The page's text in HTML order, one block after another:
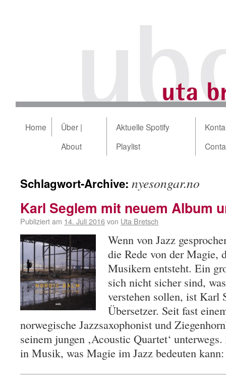
Home
Über |
About
Aktuelle Spotify
Playlist
Schlagwort-Archive: nyesongar.no
Karl Seglem mit neuem Album
Publiziert am 14. Juli 2016von Uta Bretsch
Wenn von Jazz
die Rede von der Magie,
Musikern entsteht. Ein
sich nicht sicher sind,
verstehen sollen, ist Karl
Übersetzer. Seit fast
norwegische Jazzsaxophonist und
seinem jungen ‚Acoustic Quartet‘
in Musik, was Magie im Jazz bedeuten